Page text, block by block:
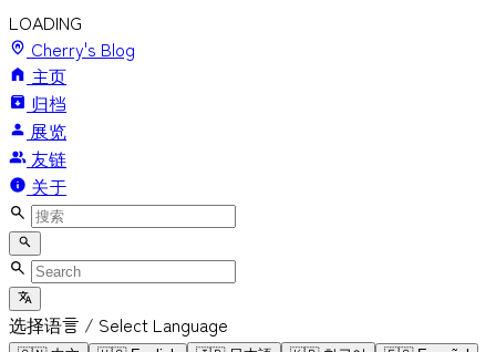
LOADING
Cherry's Blog
主页
归档
展览
友链
关于
选择语言 / Select Language